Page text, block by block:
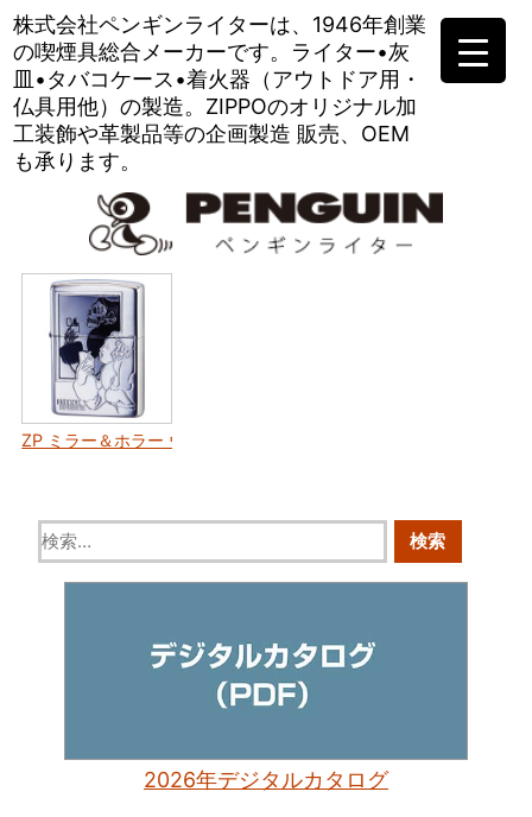
株式会社ペンギンライターは、 1946年創業
の喫煙具総合メーカーです。 ライター•灰
皿•タバコケース•着火器（アウトドア用・
仏具用他）の製造。 ZIPPOのオリジナル加
工装飾や革製品等の企画製造 販売、OEM
も承ります。
ZP ミラー＆ホラー ウインディ (Vol,1)
2026年デジタルカタログ